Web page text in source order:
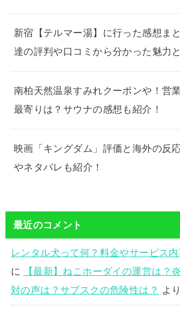
新宿【テルマー湯】に行った感想ま
達の評判や口コミから分かった魅力
南柏天然温泉すみれクーポンや！営
最寄りは？サウナの感想も紹介！
映画「キングダム」評価と海外の反
やネタバレも紹介！
最近のコメント
レンタル犬って何？料金やサービス
に
【最新】ねこホーダイの運営は？
対の声は？サブスクの危険性は？
より